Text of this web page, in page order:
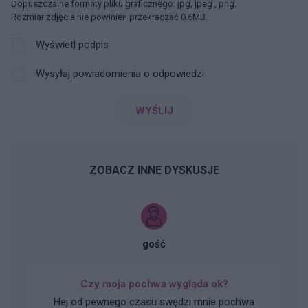
Dopuszczalne formaty pliku graficznego: jpg, jpeg , png.
Rozmiar zdjęcia nie powinien przekraczać 0.6MB.
Wyświetl podpis
Wysyłaj powiadomienia o odpowiedzi
WYŚLIJ
ZOBACZ INNE DYSKUSJE
gość
Czy moja pochwa wygląda ok?
Hej od pewnego czasu swędzi mnie pochwa